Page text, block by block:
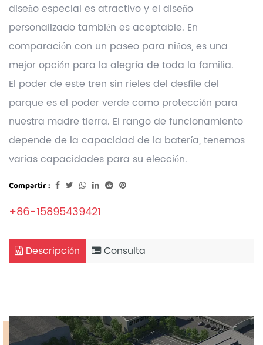
diseño especial es atractivo y el diseño
personalizado también es aceptable. En
comparación con un paseo para niños, es una
mejor opción para la alegría de toda la familia.
El poder de este tren sin rieles del desfile del
parque es el poder verde como protección para
nuestra madre tierra. El rango de funcionamiento
depende de la capacidad de la batería, tenemos
varias capacidades para su elección.
Compartir :
+86-15895439421
Descripción Consulta